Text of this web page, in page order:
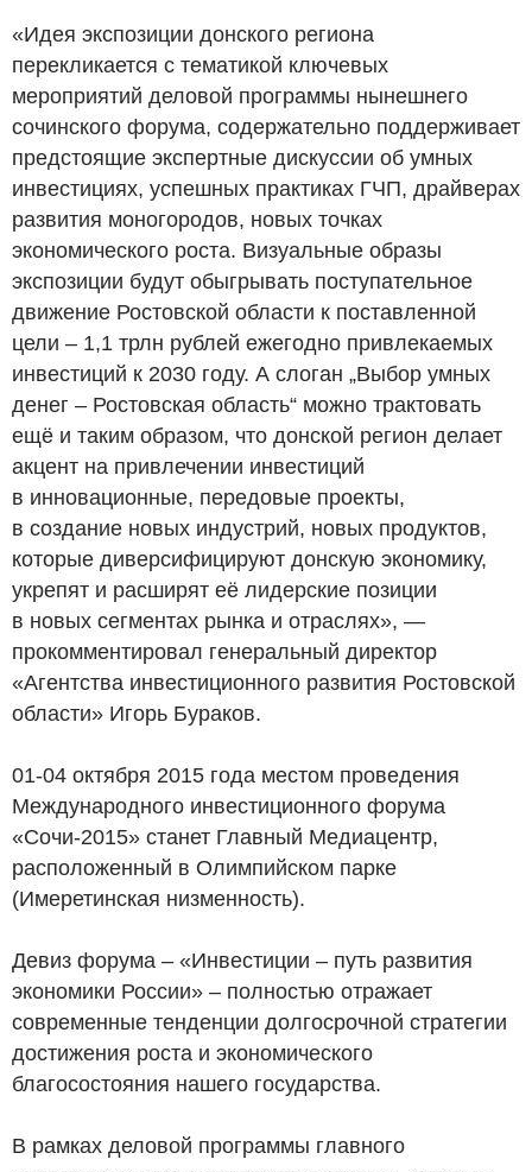
«Идея экспозиции донского региона
перекликается с тематикой ключевых
мероприятий деловой программы нынешнего
сочинского форума, содержательно поддерживает
предстоящие экспертные дискуссии об умных
инвестициях, успешных практиках ГЧП, драйверах
развития моногородов, новых точках
экономического роста. Визуальные образы
экспозиции будут обыгрывать поступательное
движение Ростовской области к поставленной
цели – 1,1 трлн рублей ежегодно привлекаемых
инвестиций к 2030 году. А слоган „Выбор умных
денег – Ростовская область“ можно трактовать
ещё и таким образом, что донской регион делает
акцент на привлечении инвестиций
в инновационные, передовые проекты,
в создание новых индустрий, новых продуктов,
которые диверсифицируют донскую экономику,
укрепят и расширят её лидерские позиции
в новых сегментах рынка и отраслях», —
прокомментировал генеральный директор
«Агентства инвестиционного развития Ростовской
области» Игорь Бураков.
01-04 октября 2015 года местом проведения
Международного инвестиционного форума
«Сочи-2015» станет Главный Медиацентр,
расположенный в Олимпийском парке
(Имеретинская низменность).
Девиз форума – «Инвестиции – путь развития
экономики России» – полностью отражает
современные тенденции долгосрочной стратегии
достижения роста и экономического
благосостояния нашего государства.
В рамках деловой программы главного